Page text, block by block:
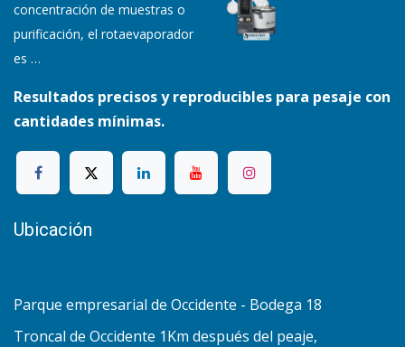
concentración de muestras o
purificación, el rotaevaporador
es …
Resultados precisos y reproducibles para pesaje con
cantidades mínimas.
Ubicación
Parque empresarial de Occidente - Bodega 18
Troncal de Occidente 1Km después del peaje,